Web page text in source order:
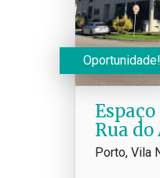
Oportunidade!
Rua do
Porto, Vila